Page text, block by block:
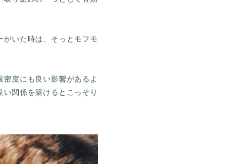
いた時は、そっとモフモ
度にも良い影響があるよ
関係を築けるとこっそり